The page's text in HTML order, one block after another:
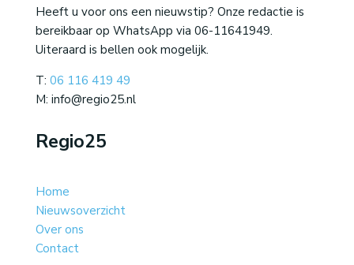
Heeft u voor ons een nieuwstip? Onze redactie is
bereikbaar op WhatsApp via 06-11641949.
Uiteraard is bellen ook mogelijk.
T: 06 116 419 49
M: info@regio25.nl
Regio25
Home
Nieuwsoverzicht
Over ons
Contact